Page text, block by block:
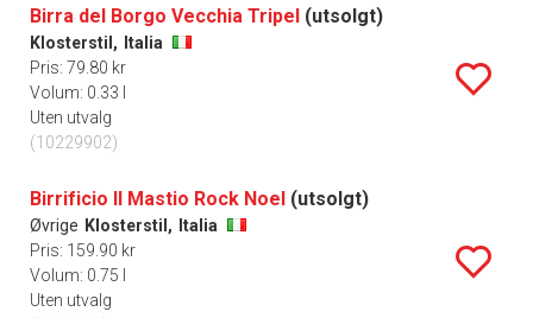
Birra del Borgo Vecchia Tripel (utsolgt)
Klosterstil,
Italia
Pris: 79.80 kr
Volum: 0.33 l
Uten utvalg
(10229902)
Birrificio Il Mastio Rock Noel (utsolgt)
Øvrige Klosterstil,
Italia
Pris: 159.90 kr
Volum: 0.75 l
Uten utvalg